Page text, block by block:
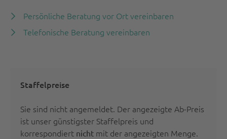
Persönliche Beratung vor Ort vereinbaren
Telefonische Beratung vereinbaren
Staffelpreise
Sie sind nicht angemeldet. Der angezeigte Ab-Preis
ist unser günstigster Staffelpreis und
korrespondiert nicht mit der angezeigten Menge.